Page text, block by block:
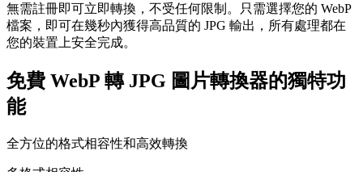
無需註冊即可立即轉換，不受任何限制。只需選擇您的 WebP
檔案，即可在幾秒內獲得高品質的 JPG 輸出，所有處理都在
您的裝置上安全完成。
免費 WebP 轉 JPG 圖片轉換器的獨特功
能
全方位的格式相容性和高效轉換